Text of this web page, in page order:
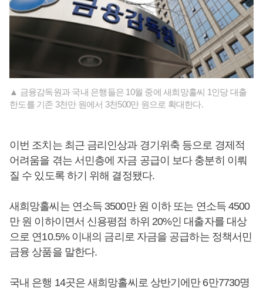
▲ 금융감독원과 국내 은행들은 10월 중에 새희망홀씨 1인당 대출
한도를 기존 3천만 원에서 3천500만 원으로 확대한다.
이번 조치는 최근 금리인상과 경기위축 등으로 경제적
어려움을 겪는 서민층에 자금 공급이 보다 충분히 이뤄
질 수 있도록 하기 위해 결정됐다.
새희망홀씨는 연소득 3500만 원 이하 또는 연소득 4500
만 원 이하이면서 신용평점 하위 20%인 대출자를 대상
으로 연10.5% 이내의 금리로 자금을 공급하는 정책서민
금융 상품을 말한다.
국내 은행 14곳은 새희망홀씨로 상반기에만 6만7730명